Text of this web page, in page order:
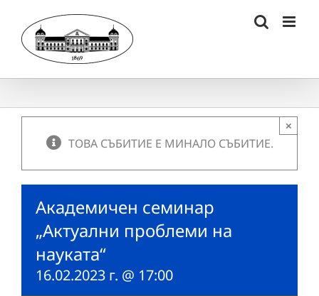
content
ТОВА СЪБИТИЕ Е МИНАЛО СЪБИТИЕ.
×
Академичен семинар
„Актуални проблеми на
науката“
16.02.2023 г. @ 17:00